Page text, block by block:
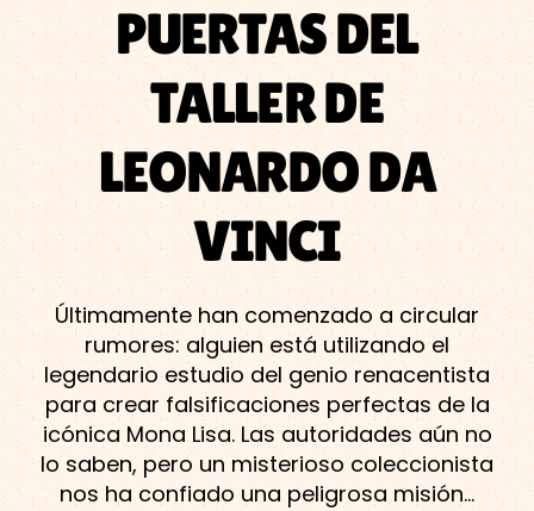
PUERTAS DEL
TALLER DE
LEONARDO DA
VINCI
Últimamente han comenzado a circular
rumores: alguien está utilizando el
legendario estudio del genio renacentista
para crear falsificaciones perfectas de la
icónica Mona Lisa. Las autoridades aún no
lo saben, pero un misterioso coleccionista
nos ha confiado una peligrosa misión…